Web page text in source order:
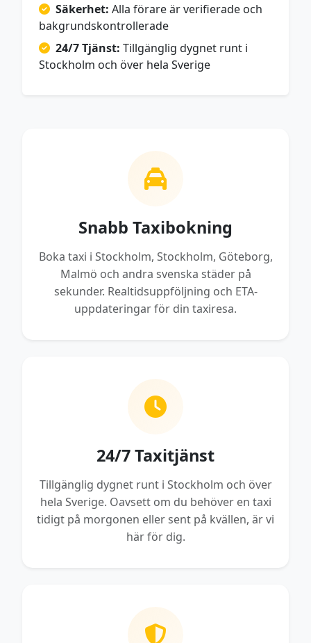
Säkerhet: Alla förare är verifierade och
bakgrundskontrollerade
24/7 Tjänst: Tillgänglig dygnet runt i
Stockholm och över hela Sverige
Snabb Taxibokning
Boka taxi i Stockholm, Stockholm, Göteborg,
Malmö och andra svenska städer på
sekunder. Realtidsuppföljning och ETA-
uppdateringar för din taxiresa.
24/7 Taxitjänst
Tillgänglig dygnet runt i Stockholm och över
hela Sverige. Oavsett om du behöver en taxi
tidigt på morgonen eller sent på kvällen, är vi
här för dig.